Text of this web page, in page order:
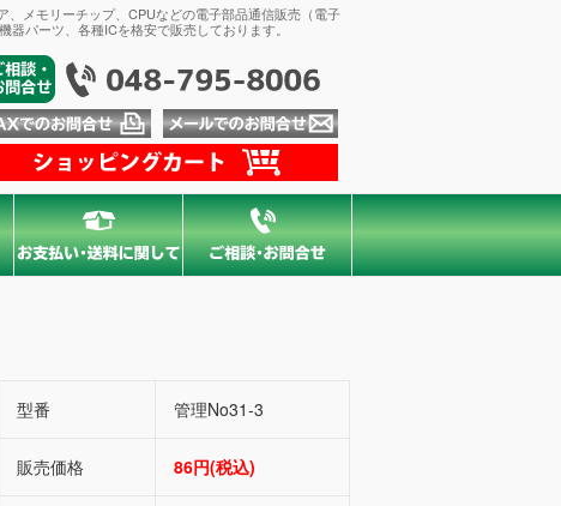
メモリーチップ、CPUなどの電子部品通信販売（電子
パーツ、各種ICを格安で販売しております。
型番 管理No31-3
販売価格 86円(税込)